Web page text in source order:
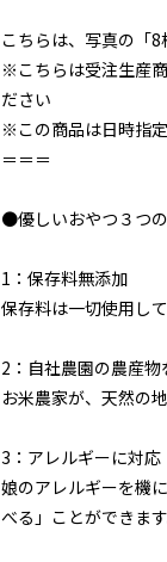
こちらは、写真の「
※こちらは受注生産
ださい
※この商品は日時指
＝＝＝
●優しいおやつ３つ
1：保存料無添加
保存料は一切使用し
2：自社農園の農産物
お米農家が、天然の
3：アレルギーに対応
娘のアレルギーを機
べる」ことができます